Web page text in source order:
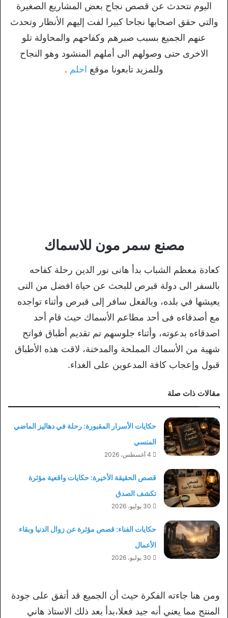
اليوم نتحدث عن قصص نجاح بعض المشاريع الصغيرة
والتي حقق اصحابها نجاحا كبيرا لفت إليهم الأنظار وتحدث
عنهم الجميع بسبب صبرهم وكفاحهم والمحاولة تلو
الاخرى حتى وصولهم الى أملهم المنشود وهو النجاح
وللمزيد تابعونا موقع احلم .
مصنع سمر مون للاسماك
كعادة معظم الشباب بدأ هانى نور الدين رحلة كفاحه
بالسفر الى دولة قبرص للبحث عن حياة افضل من التى
يعيشها في بلده، وبالفعل سافر إلى قبرص وأثناء تواجده
مع أصدقاءه فى أحد مطاعم الأسماك حيث قام أحد
اصدقاءه بدعوته، وأثناء جلوسهم تم تقديم أطباق فواتح
شهية من الأسماك المملحة والمدخنة، لاقت هذه الأطباق
قبول وإعجاب كافة المدعوين على الغداء.
مقالات ذات صلة
حكايات الأسرار المقبورة: رحلة في دهاليز الماضي
المنسي
4 أغسطس، 2026
قصص الحقيقة الأخيرة: حكايات واقعية مؤثرة
تكشف الصدق
30 يوليو، 2026
حكايات الفناء: قصص مؤثرة عن زوال الدنيا وبقاء
الأعمال
30 يوليو، 2026
ومن هنا جاءته الفكرة حيث أن الجميع قد أتفق على جودة
المنتج مما يعني أنه جيد فعلا،بدأ بعد ذلك الاستاذ هاني